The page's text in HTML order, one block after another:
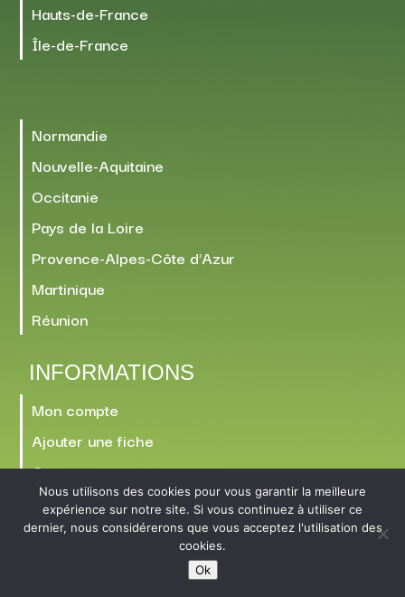
Hauts-de-France
Île-de-France
Normandie
Nouvelle-Aquitaine
Occitanie
Pays de la Loire
Provence-Alpes-Côte d’Azur
Martinique
Réunion
INFORMATIONS
Mon compte
Ajouter une fiche
Contact
Nous utilisons des cookies pour vous garantir la meilleure
expérience sur notre site. Si vous continuez à utiliser ce
dernier, nous considérerons que vous acceptez l'utilisation des
cookies.
Ok